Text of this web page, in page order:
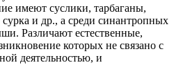
имеют суслики, тарбаганы,
и др., а среди синантропных
Различают естественные,
которых не связано с
деятельностью, и